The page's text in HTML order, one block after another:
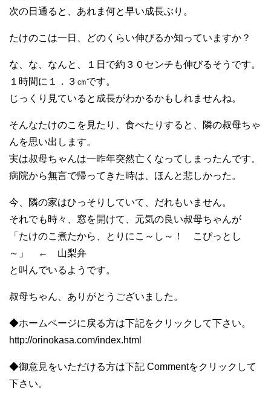
次の日通ると、あれま何と早い成長ぶり。
たけのこは一日、どのくらい伸びるか知っていますか？
な、な、なんと、１日で約３０センチも伸びるそうです。
１時間に１．３㎝です。
じっくり見ていると成長がわかるかもしれませんね。
そんなたけのこを見たり、食べたりすると、隣の叔母ちゃ
んを思い出します。
実は叔母ちゃんは一昨年突然亡くなってしまったんです。
病院から無言で帰ってきた時は、ほんと悲しかった。
今、隣の家はひっそりしていて、だれもいません。
それでも時々、窓を開けて、元気の良い叔母ちゃんが
「たけのこ煮たから、とりにこ～し～！ こぴっとし
～」 ← 山梨弁
と叫んでいるようです。
叔母ちゃん、ありがとうございました。
◆ホームページに戻る方は下記をクリックして下さい。
http://orinokasa.com/index.html
◆御意見をいただける方は下記 Commentをクリックして
下さい。